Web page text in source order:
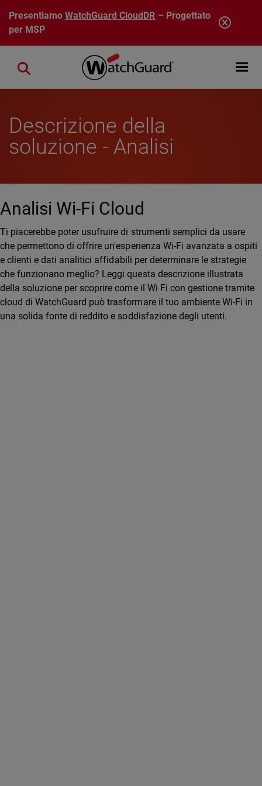
Salta al contenuto principale
PresentiamoWatchGuard CloudDR – Progettato
per MSP
Open
Close search
Descrizione della
soluzione - Analisi
Analisi Wi-Fi Cloud
Ti piacerebbe poter usufruire di strumenti semplici da usare
che permettono di offrire un'esperienza Wi-Fi avanzata a ospiti
e clienti e dati analitici affidabili per determinare le strategie
che funzionano meglio? Leggi questa descrizione illustrata
della soluzione per scoprire come il Wi Fi con gestione tramite
cloud di WatchGuard può trasformare il tuo ambiente Wi-Fi in
una solida fonte di reddito e soddisfazione degli utenti.